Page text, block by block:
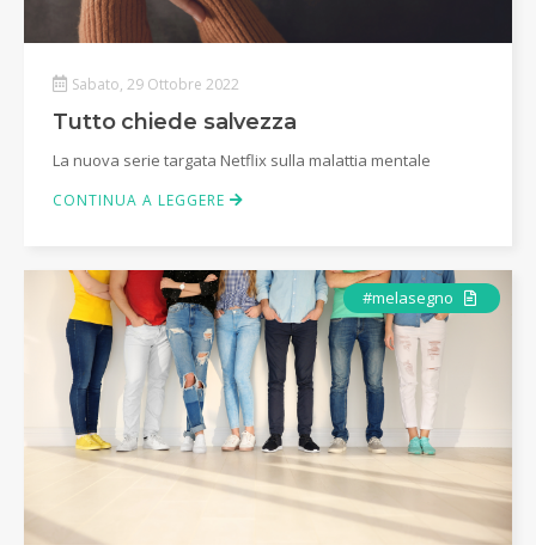
Sabato, 29 Ottobre 2022
Tutto chiede salvezza
La nuova serie targata Netflix sulla malattia mentale
CONTINUA A LEGGERE
#melasegno Articolo